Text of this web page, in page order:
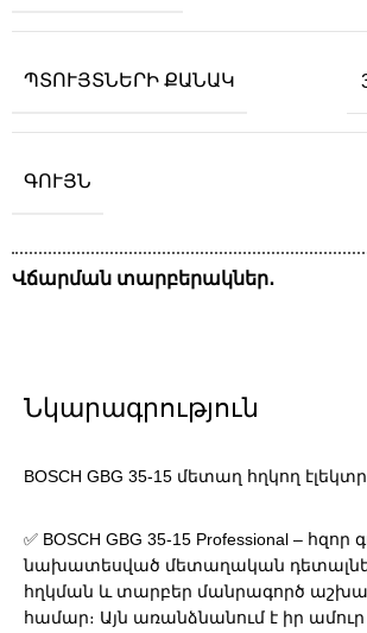
ՊՏՈՒՅՏՆԵՐԻ ՔԱՆԱԿ
ԳՈՒՅՆ
Վճարման տարբերակներ․
Նկարագրություն
BOSCH GBG 35-15 մետաղ հղկող
✅ BOSCH GBG 35-15 Professional – հզոր
նախատեսված մետաղական
հղկման և տարբեր մանրագործ
համար։ Այն առանձնանում է իր ամուր